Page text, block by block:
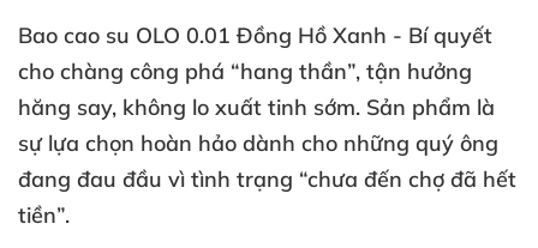
Bao cao su OLO 0.01 Đồng Hồ Xanh - Bí quyết
cho chàng công phá “hang thần”, tận hưởng
hăng say, không lo xuất tinh sớm. Sản phẩm là
sự lựa chọn hoàn hảo dành cho những quý ông
đang đau đầu vì tình trạng “chưa đến chợ đã hết
tiền”.